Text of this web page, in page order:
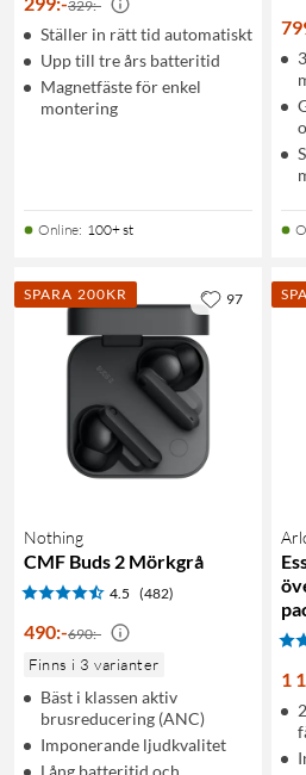
329:-
Ställer in rätt tid automatiskt
Upp till tre års batteritid
Magnetfäste för enkel
montering
Online: 100+ st
SPARA 200KR
Nothing
CMF Buds 2 Mörkgrå
4.5 (482)
490:-690:-
Finns i 3 varianter
Bäst i klassen aktiv
brusreducering (ANC)
Imponerande ljudkvalitet
Lång batteritid och
97
1